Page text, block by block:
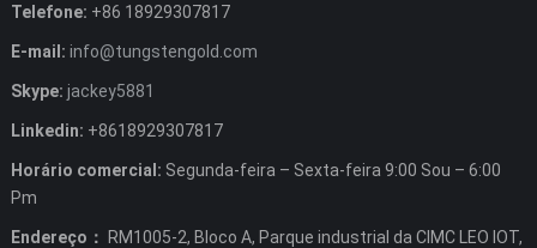
Telefone: +86 18929307817
E-mail: info@tungstengold.com
Skype: jackey5881
Linkedin: +8618929307817
Horário comercial: Segunda-feira – Sexta-feira 9:00 Sou – 6:00
Pm
Endereço：
RM1005-2, Bloco A, Parque industrial da CIMC LEO IOT,